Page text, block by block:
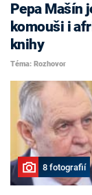
Pepa Mašín
komouši i
knihy
Téma: Rozhovor
8 fotografií